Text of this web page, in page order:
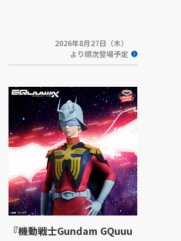
2026年8月27日（木）
より順次登場予定
『機動戦士Gundam GQuuu